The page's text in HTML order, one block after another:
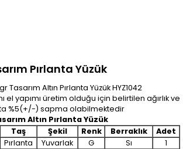
Pırlanta Yüzük
Tasarım Altın Pırlanta Yüzük HYZ1042
el yapımı üretim olduğu için belirtilen ağırlık ve
%5(+/-) sapma olabilmektedir
Altın Pırlanta Yüzük
Taş Şekil Renk Berraklık
Adet
Pırlanta Yuvarlak G Sı
1